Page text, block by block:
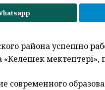
района успешно
мектептері»,
современного